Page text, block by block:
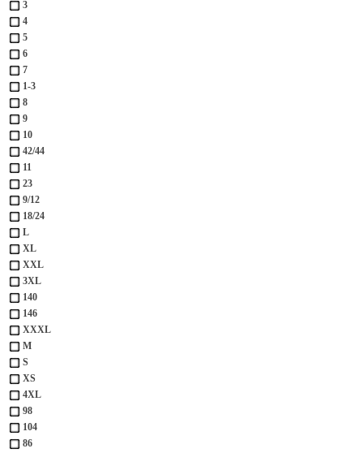
3
4
5
6
7
1-3
8
9
10
42/44
11
23
9/12
18/24
L
XL
XXL
3XL
140
146
XXXL
М
S
XS
4XL
98
104
86